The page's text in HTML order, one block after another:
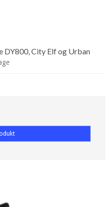
DY800, City Elf og Urban